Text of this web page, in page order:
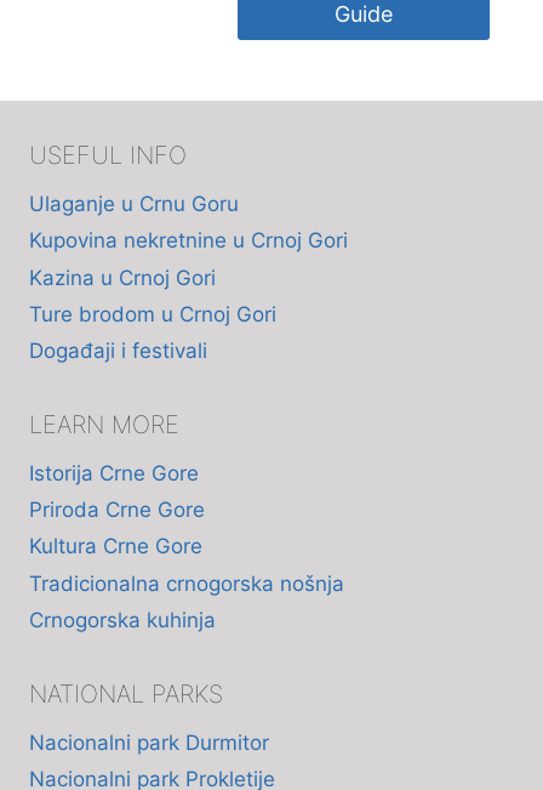
Guide
USEFUL INFO
Ulaganje u Crnu Goru
Kupovina nekretnine u Crnoj Gori
Kazina u Crnoj Gori
Ture brodom u Crnoj Gori
Događaji i festivali
LEARN MORE
Istorija Crne Gore
Priroda Crne Gore
Kultura Crne Gore
Tradicionalna crnogorska nošnja
Crnogorska kuhinja
NATIONAL PARKS
Nacionalni park Durmitor
Nacionalni park Prokletije